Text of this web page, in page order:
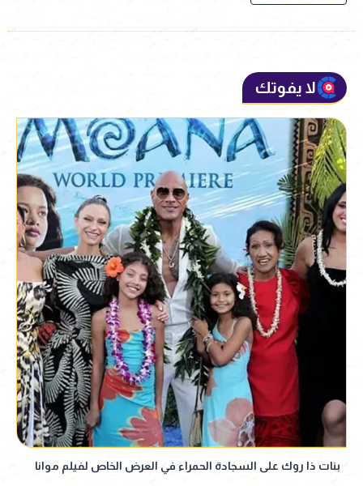
لا يفوتك
بنات ذا روك على السجادة الحمراء في العرض الخاص لفيلم موانا